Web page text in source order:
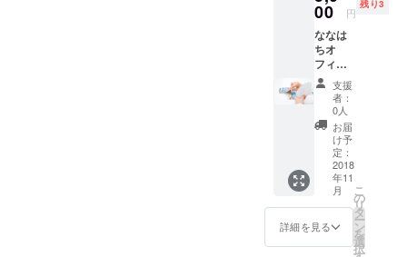
ネイル
ケア（3
回券）
年末の
手荒れ
をブ
ロッ
ク！ 爪
の長
さ・
形・表
面を整
えミラ
クル泡
パック
で仕上
げま
ん。あ
引き寄
せられ
たオル
ゴナイ
トが届
きま
す。
支援後
メール
にてご
連絡い
たしま
す。
る統計
分類学
で、100
万通り
以上あ
りま
す。 通
常7,560
円を
5,000円
となる
シート
付き診
断で
す。 診
断する
00 円
残り3
ななは
ちオ
フィス
野口香
奈。
《あな
たの可
能性を
広げる
キャリ
アトラ
ンプマ
ンツー
マン９
０分
セッ
支援
者：
0人
お届
け予
定：
2018
年11
月
詳細を見る
こ
の
リ
タ
ー
ン
を
選
択